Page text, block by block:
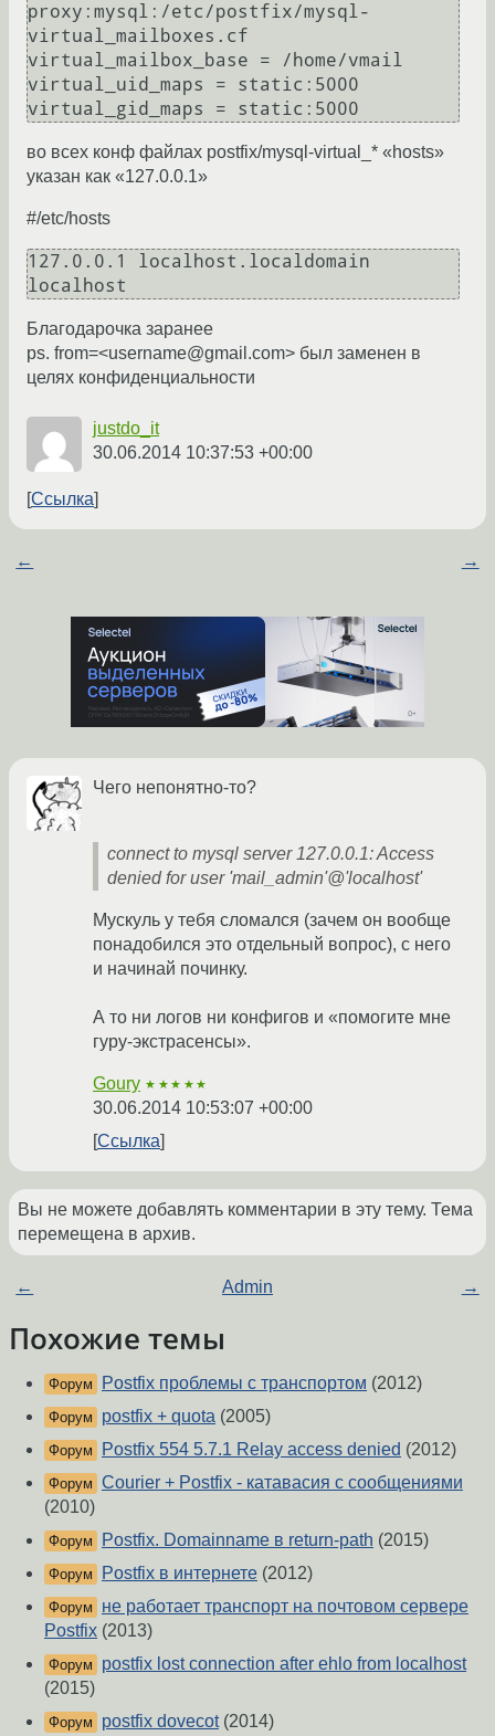
proxy:mysql:/etc/postfix/mysql-
virtual_mailboxes.cf
virtual_mailbox_base = /home/vmail
virtual_uid_maps = static:5000
во всех конф файлах postfix/mysql-virtual_* «hosts»
указан как «127.0.0.1»
#/etc/hosts
127.0.0.1 localhost.localdomain
Благодарочка заранее
ps. from=<username@gmail.com> был заменен в
целях конфиденциальности
justdo_it
30.06.2014 10:37:53 +00:00
Ссылка
← →
Чего непонятно-то?
connect to mysql server 127.0.0.1: Access
denied for user 'mail_admin'@'localhost'
Мускуль у тебя сломался (зачем он вообще
понадобился это отдельный вопрос), с него
и начинай починку.
А то ни логов ни конфигов и «помогите мне
гуру-экстрасенсы».
Goury ★★★★★
30.06.2014 10:53:07 +00:00
Ссылка
Вы не можете добавлять комментарии в эту тему. Тема
перемещена в архив.
← Admin →
Похожие темы
Форум Postfix проблемы с транспортом (2012)
Форум postfix + quota (2005)
Форум Postfix 554 5.7.1 Relay access denied (2012)
Форум Courier + Postfix - катавасия с сообщениями
(2010)
Форум Postfix. Domainname в return-path (2015)
Форум Postfix в интернете (2012)
Форум
не работает транспорт на почтовом сервере
Postfix (2013)
Форум
postfix lost connection after ehlo from localhost
(2015)
Форум postfix dovecot(2014)